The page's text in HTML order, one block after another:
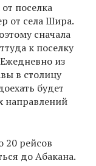
поселка
от села Шира.
сначала
к поселку
из
в столицу
будет
направлений
20 рейсов
до Абакана.